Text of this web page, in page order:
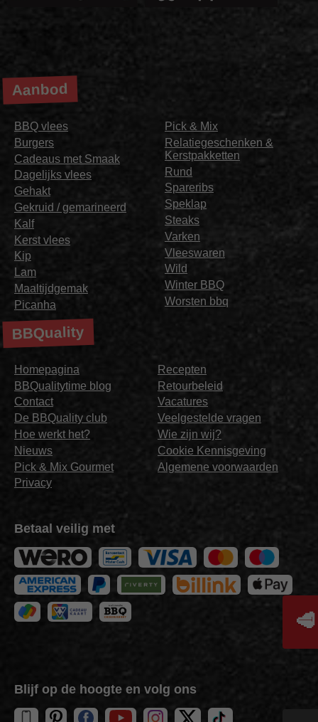
Aanbod
BBQ vlees
Burgers
Cadeaus met Smaak
Dagelijks vlees
Gehakt
Gekruid / gemarineerd
Kalf
Kerst vlees
Kip
Lam
Maaltijdgemak
Picanha
Pick & Mix
Relatiegeschenken &
Kerstpakketten
Rund
Spareribs
Speklap
Steaks
Varken
Vleeswaren
Wild
Winter BBQ
Worsten bbq
BBQuality
Homepagina
BBQualitytime blog
Contact
De BBQuality club
Hoe werkt het?
Nieuws
Pick & Mix Gourmet
Privacy
Recepten
Retourbeleid
Vacatures
Veelgestelde vragen
Wie zijn wij?
Cookie Kennisgeving
Algemene voorwaarden
Betaal veilig met
Blijf op de hoogte en volg ons
🥩